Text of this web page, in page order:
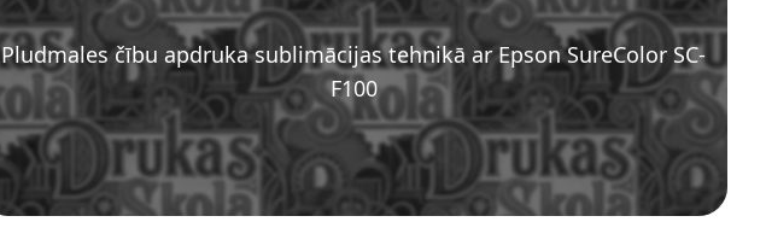
Pludmales čību apdruka sublimācijas tehnikā ar Epson SureColor SC-
F100